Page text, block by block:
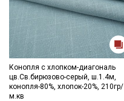
Конопля с хлопком-диагональ
цв.Св.бирюзово-серый, ш.1.4м,
конопля-80%, хлопок-20%, 210гр/
м.кв